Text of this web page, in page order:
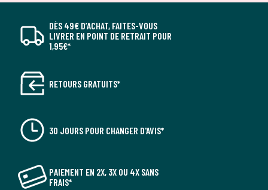
DÈS 49€ D’ACHAT, FAITES-VOUS
LIVRER EN POINT DE RETRAIT POUR
1,95€*
RETOURS GRATUITS*
30 JOURS POUR CHANGER D'AVIS*
PAIEMENT EN 2X, 3X OU 4X SANS
FRAIS*